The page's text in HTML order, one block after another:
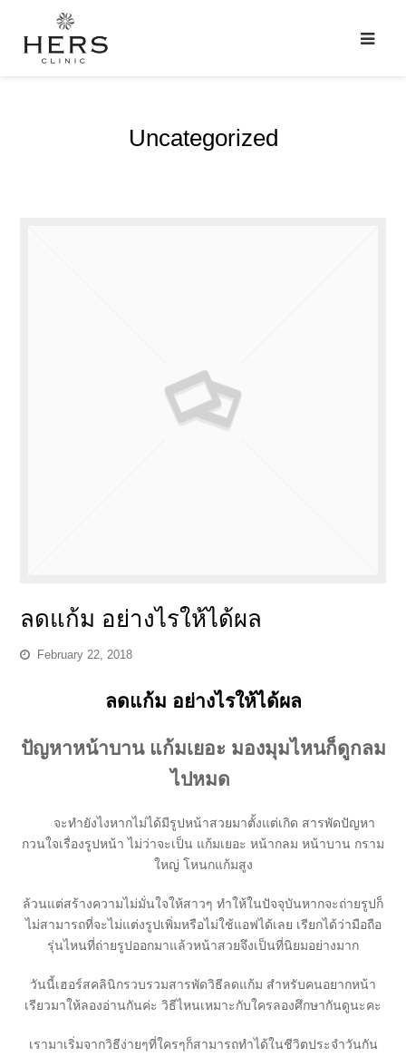
Uncategorized
ลดแก้ม อย่างไรให้ได้ผล
February 22, 2018
ลดแก้ม อย่างไรให้ได้ผล
ปัญหาหน้าบาน แก้มเยอะ มองมุมไหนก็ดูกลม
ไปหมด
จะทำยังไงหากไม่ได้มีรูปหน้าสวยมาตั้งแต่เกิด สารพัดปัญหา
กวนใจเรื่องรูปหน้า ไม่ว่าจะเป็น แก้มเยอะ หน้ากลม หน้าบาน กราม
ใหญ่ โหนกแก้มสูง
ล้วนแต่สร้างความไม่มั่นใจให้สาวๆ ทำให้ในปัจจุบันหากจะถ่ายรูปก็
ไม่สามารถที่จะไม่แต่งรูปเพิ่มหรือไม่ใช้แอฟได้เลย เรียกได้ว่ามือถือ
รุ่นไหนที่ถ่ายรูปออกมาแล้วหน้าสวยจึงเป็นที่นิยมอย่างมาก
วันนี้เฮอร์สคลินิกรวบรวมสารพัดวิธีลดแก้ม สำหรับคนอยากหน้า
เรียวมาให้ลองอ่านกันค่ะ วิธีไหนเหมาะกับใครลองศึกษากันดูนะคะ
เรามาเริ่มจากวิธีง่ายๆที่ใครๆก็สามารถทำได้ในชีวิตประจำวันกัน